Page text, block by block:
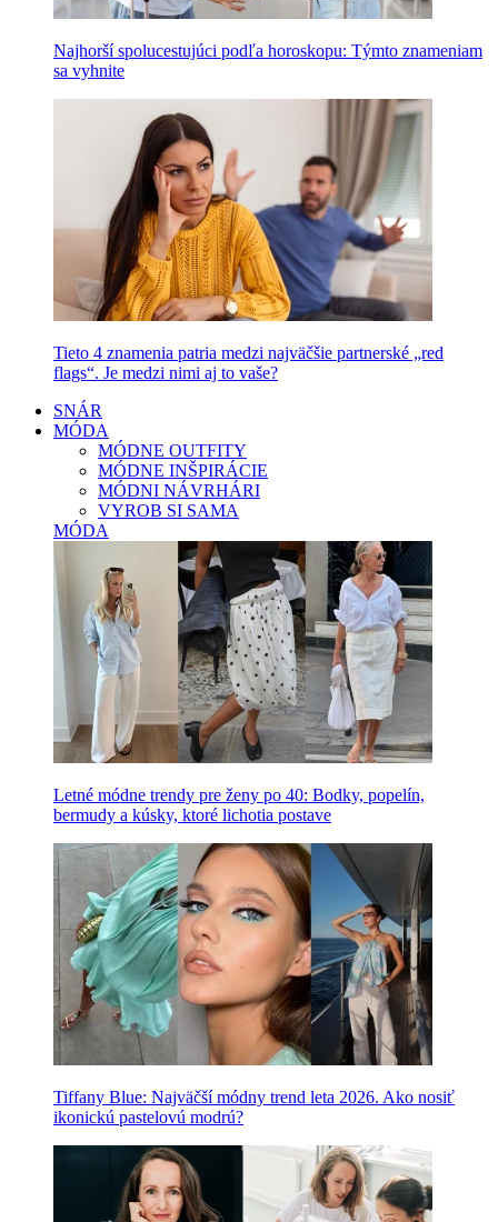
Najhorší spolucestujúci podľa horoskopu: Týmto znameniam
sa vyhnite
Tieto 4 znamenia patria medzi najväčšie partnerské „red
flags“. Je medzi nimi aj to vaše?
SNÁR
MÓDA
MÓDNE OUTFITY
MÓDNE INŠPIRÁCIE
MÓDNI NÁVRHÁRI
VYROB SI SAMA
MÓDA
Letné módne trendy pre ženy po 40: Bodky, popelín,
bermudy a kúsky, ktoré lichotia postave
Tiffany Blue: Najväčší módny trend leta 2026. Ako nosiť
ikonickú pastelovú modrú?